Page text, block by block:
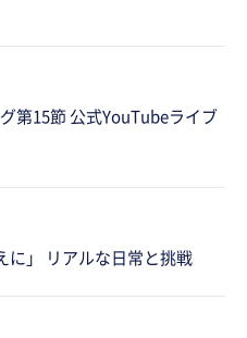
第15節 公式YouTubeライブ
に」 リアルな日常と挑戦